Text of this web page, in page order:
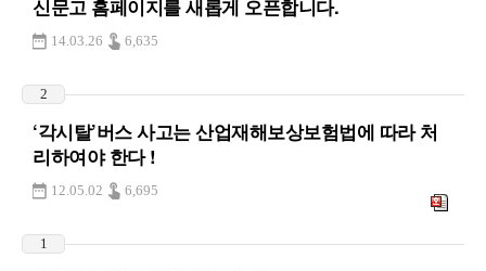
신문고 홈페이지를 새롭게 오픈합니다.
14.03.26 6,635
2
‘각시탈’버스 사고는 산업재해보상보험법에 따라 처
리하여야 한다 !
12.05.02 6,695
1